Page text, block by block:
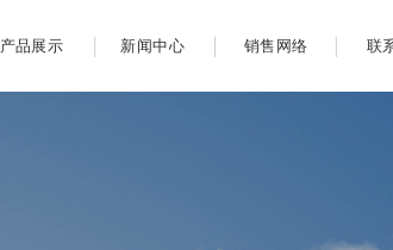
联
销售网络
新闻中心
产品展示